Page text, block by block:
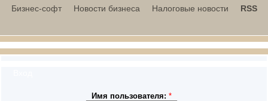
Бизнес-софт
Новости бизнеса Налоговые новости RSS
Имя пользователя:*